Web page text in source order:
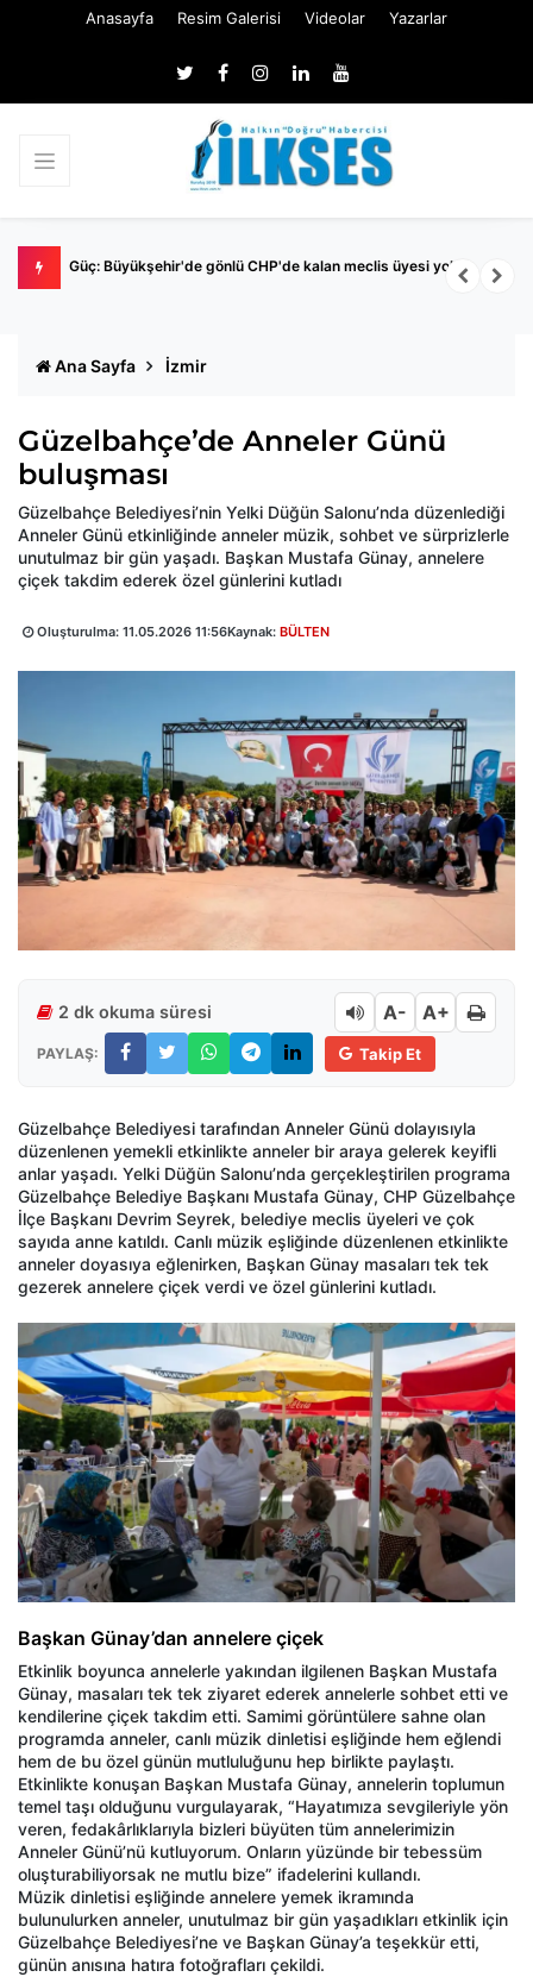
Anasayfa Resim Galerisi Videolar Yazarlar
Güç: Büyükşehir'de gönlü CHP'de kalan meclis üyesi yok
Ana Sayfa İzmir
Güzelbahçe’de Anneler Günü
buluşması
Güzelbahçe Belediyesi’nin Yelki Düğün Salonu’nda düzenlediği
Anneler Günü etkinliğinde anneler müzik, sohbet ve sürprizlerle
unutulmaz bir gün yaşadı. Başkan Mustafa Günay, annelere
çiçek takdim ederek özel günlerini kutladı
Oluşturulma: 11.05.2026 11:56Kaynak: BÜLTEN
2 dk okuma süresi A- A+
PAYLAŞ: Takip Et
Güzelbahçe Belediyesi tarafından Anneler Günü dolayısıyla
düzenlenen yemekli etkinlikte anneler bir araya gelerek keyifli
anlar yaşadı. Yelki Düğün Salonu’nda gerçekleştirilen programa
Güzelbahçe Belediye Başkanı Mustafa Günay, CHP Güzelbahçe
İlçe Başkanı Devrim Seyrek, belediye meclis üyeleri ve çok
sayıda anne katıldı. Canlı müzik eşliğinde düzenlenen etkinlikte
anneler doyasıya eğlenirken, Başkan Günay masaları tek tek
gezerek annelere çiçek verdi ve özel günlerini kutladı.
Başkan Günay’dan annelere çiçek
Etkinlik boyunca annelerle yakından ilgilenen Başkan Mustafa
Günay, masaları tek tek ziyaret ederek annelerle sohbet etti ve
kendilerine çiçek takdim etti. Samimi görüntülere sahne olan
programda anneler, canlı müzik dinletisi eşliğinde hem eğlendi
hem de bu özel günün mutluluğunu hep birlikte paylaştı.
Etkinlikte konuşan Başkan Mustafa Günay, annelerin toplumun
temel taşı olduğunu vurgulayarak, “Hayatımıza sevgileriyle yön
veren, fedakârlıklarıyla bizleri büyüten tüm annelerimizin
Anneler Günü’nü kutluyorum. Onların yüzünde bir tebessüm
oluşturabiliyorsak ne mutlu bize” ifadelerini kullandı.
Müzik dinletisi eşliğinde annelere yemek ikramında
bulunulurken anneler, unutulmaz bir gün yaşadıkları etkinlik için
Güzelbahçe Belediyesi’ne ve Başkan Günay’a teşekkür etti,
günün anısına hatıra fotoğrafları çekildi.